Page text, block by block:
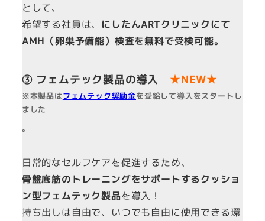
として、
希望する社員は、 にしたんARTクリニックにて
AMH（卵巣予備能）検査を無料で受検可能。
③ フェムテック製品の導入 ★NEW★
※本製品はフェムテック奨励金を受給して導入をスタートし
ました
。
日常的なセルフケアを促進するため、
骨盤底筋のトレーニングをサポートするクッショ
ン型フェムテック製品を導入！
持ち出しは自由で、いつでも自由に使用できる環